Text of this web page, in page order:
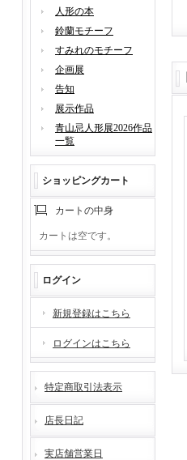
人形の本
鈴蘭モチーフ
すみれのモチーフ
企画展
告知
展示作品
青山忌人形展2026作品
一覧
ショッピングカート
カートの中身
カートは空です。
ログイン
新規登録はこちら
ログインはこちら
特定商取引法表示
店長日記
実店舗営業日